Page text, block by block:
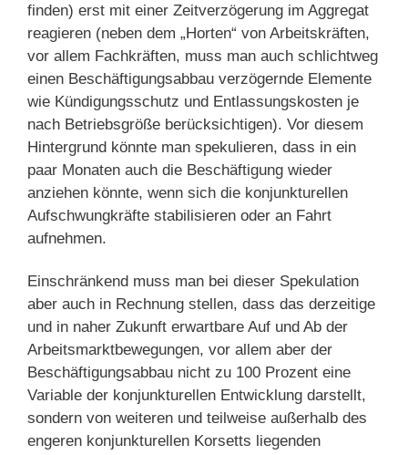
finden) erst mit einer Zeitverzögerung im Aggregat
reagieren (neben dem „Horten“ von Arbeitskräften,
vor allem Fachkräften, muss man auch schlichtweg
einen Beschäftigungsabbau verzögernde Elemente
wie Kündigungsschutz und Entlassungskosten je
nach Betriebsgröße berücksichtigen). Vor diesem
Hintergrund könnte man spekulieren, dass in ein
paar Monaten auch die Beschäftigung wieder
anziehen könnte, wenn sich die konjunkturellen
Aufschwungkräfte stabilisieren oder an Fahrt
aufnehmen.
Einschränkend muss man bei dieser Spekulation
aber auch in Rechnung stellen, dass das derzeitige
und in naher Zukunft erwartbare Auf und Ab der
Arbeitsmarktbewegungen, vor allem aber der
Beschäftigungsabbau nicht zu 100 Prozent eine
Variable der konjunkturellen Entwicklung darstellt,
sondern von weiteren und teilweise außerhalb des
engeren konjunkturellen Korsetts liegenden